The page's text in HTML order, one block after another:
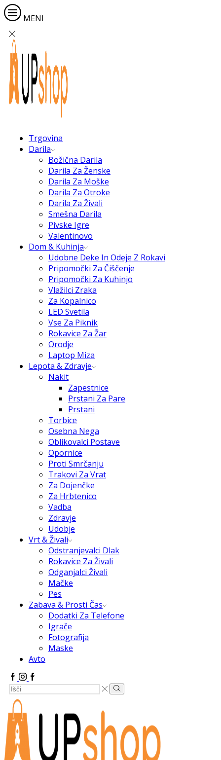
MENI
Trgovina
Darila
Božična Darila
Darila Za Ženske
Darila Za Moške
Darila Za Otroke
Darila Za Živali
Smešna Darila
Pivske Igre
Valentinovo
Dom & Kuhinja
Udobne Deke In Odeje Z Rokavi
Pripomočki Za Čiščenje
Pripomočki Za Kuhinjo
Vlažilci Zraka
Za Kopalnico
LED Svetila
Vse Za Piknik
Rokavice Za Žar
Orodje
Laptop Miza
Lepota & Zdravje
Nakit
Zapestnice
Prstani Za Pare
Prstani
Torbice
Osebna Nega
Oblikovalci Postave
Opornice
Proti Smrčanju
Trakovi Za Vrat
Za Dojenčke
Za Hrbtenico
Vadba
Zdravje
Udobje
Vrt & Živali
Odstranjevalci Dlak
Rokavice Za Živali
Odganjalci Živali
Mačke
Pes
Zabava & Prosti Čas
Dodatki Za Telefone
Igrače
Fotografija
Maske
Avto
Facebook
Instagram
Google
Plus
Search
Input
Search